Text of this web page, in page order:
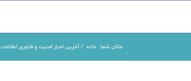
مکان شما: خانه / آخرین اخبار امنیت و فناوری اطلاعات